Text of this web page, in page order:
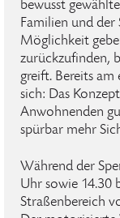
bewusst
Familien und der
Möglichkeit
zurückzufinden,
greift. Bereits am
sich: Das
Anwohnenden
spürbar mehr
Während der
Uhr sowie 14.30
Straßenbereich